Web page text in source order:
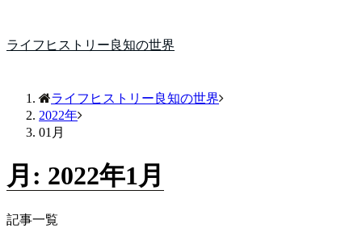
ライフヒストリー良知の世界
ライフヒストリー良知の世界
2022年
01月
月: 2022年1月
記事一覧